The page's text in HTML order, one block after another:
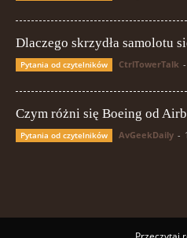
Dlaczego skrzydła samolotu
Pytania od czytelników CtrlTowerTalk -
Czym różni się Boeing od
Pytania od czytelników AvGeekDaily -